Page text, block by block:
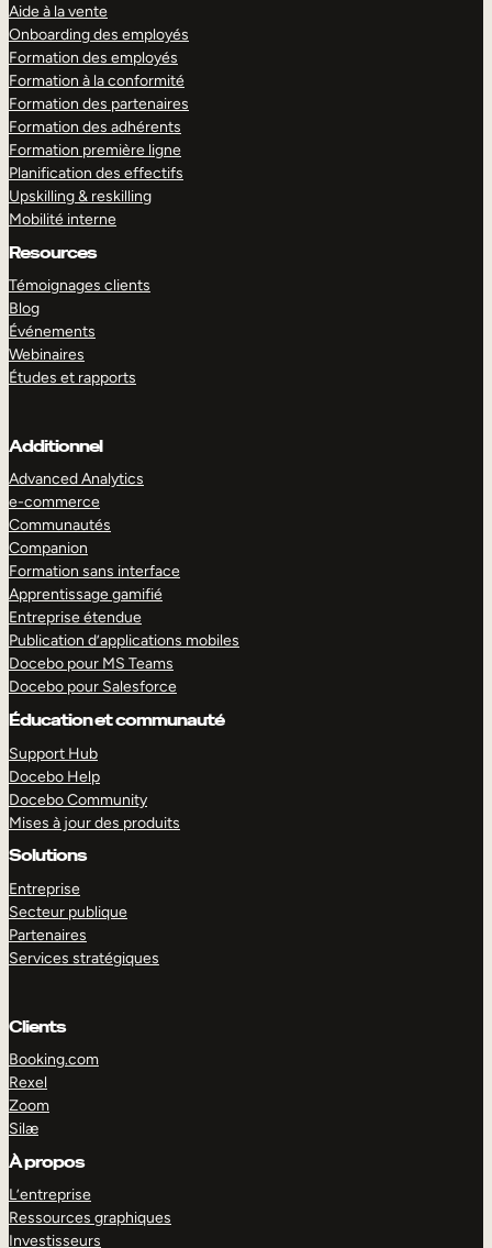
Aide à la vente
Onboarding des employés
Formation des employés
Formation à la conformité
Formation des partenaires
Formation des adhérents
Formation première ligne
Planification des effectifs
Upskilling & reskilling
Mobilité interne
Resources
Témoignages clients
Blog
Événements
Webinaires
Études et rapports
Additionnel
Advanced Analytics
e-commerce
Communautés
Companion
Formation sans interface
Apprentissage gamifié
Entreprise étendue
Publication d’applications mobiles
Docebo pour MS Teams
Docebo pour Salesforce
Éducation et communauté
Support Hub
Docebo Help
Docebo Community
Mises à jour des produits
Solutions
Entreprise
Secteur publique
Partenaires
Services stratégiques
Clients
Booking.com
Rexel
Zoom
Silæ
À propos
L’entreprise
Ressources graphiques
Investisseurs